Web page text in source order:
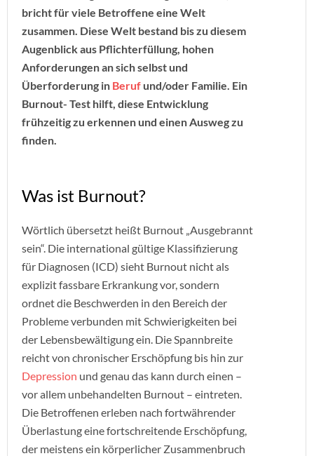
bricht für viele Betroffene eine Welt
zusammen. Diese Welt bestand bis zu diesem
Augenblick aus Pflichterfüllung, hohen
Anforderungen an sich selbst und
Überforderung in Beruf und/oder Familie. Ein
Burnout- Test hilft, diese Entwicklung
frühzeitig zu erkennen und einen Ausweg zu
finden.
Was ist Burnout?
Wörtlich übersetzt heißt Burnout „Ausgebrannt
sein“. Die international gültige Klassifizierung
für Diagnosen (ICD) sieht Burnout nicht als
explizit fassbare Erkrankung vor, sondern
ordnet die Beschwerden in den Bereich der
Probleme verbunden mit Schwierigkeiten bei
der Lebensbewältigung ein. Die Spannbreite
reicht von chronischer Erschöpfung bis hin zur
Depression und genau das kann durch einen –
vor allem unbehandelten Burnout – eintreten.
Die Betroffenen erleben nach fortwährender
Überlastung eine fortschreitende Erschöpfung,
der meistens ein körperlicher Zusammenbruch